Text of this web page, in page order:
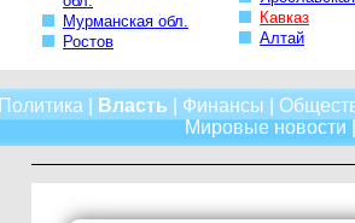
Мурманская обл.
Ростов
Кавказ
Алтай
Политика Власть Финансы
Мировые новости